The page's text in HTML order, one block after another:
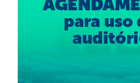
Notícias
Ouvidoria
Fale Conosco